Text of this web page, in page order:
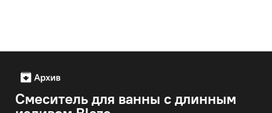
Смеситель для ванны с длинным